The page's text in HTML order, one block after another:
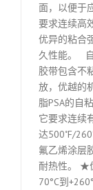
面，以便于
要求连续高
优异的粘合
久性能。
胶带包含不
放，优越的
脂PSA的自
它要求连续
达500˚F/
氟乙烯涂层
耐热性。 ★
70°C到